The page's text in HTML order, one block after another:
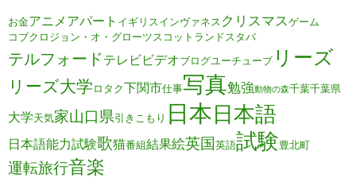
お金アニメ アパート イギリスインヴァネス クリスマスゲーム
コブクロジョン・オ・グローツスコットランドスタバ
テルフォードテレビビデオブログユーチューブ リーズ
リーズ大学ロタク下関市仕事写真勉強動物の森千葉千葉県
大学天気家山口県引きこもり 日本日本語
日本語能力試験歌猫番組結果絵英国英語試験豊北町
運転旅行音楽